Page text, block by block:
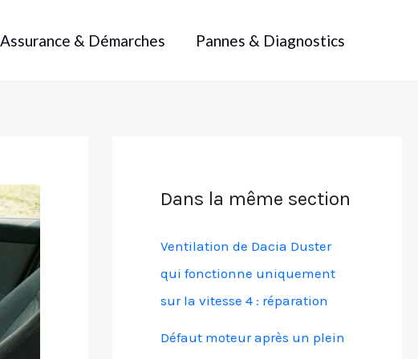
Assurance & Démarches Pannes & Diagnostics
Dans la même section
Ventilation de Dacia Duster
qui fonctionne uniquement
sur la vitesse 4 : réparation
Défaut moteur après un plein